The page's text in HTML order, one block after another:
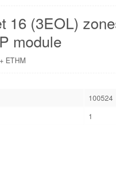
16 (3EOL)
module
ETHM
100524
1